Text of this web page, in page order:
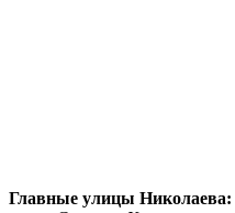
Главные улицы Николаева: